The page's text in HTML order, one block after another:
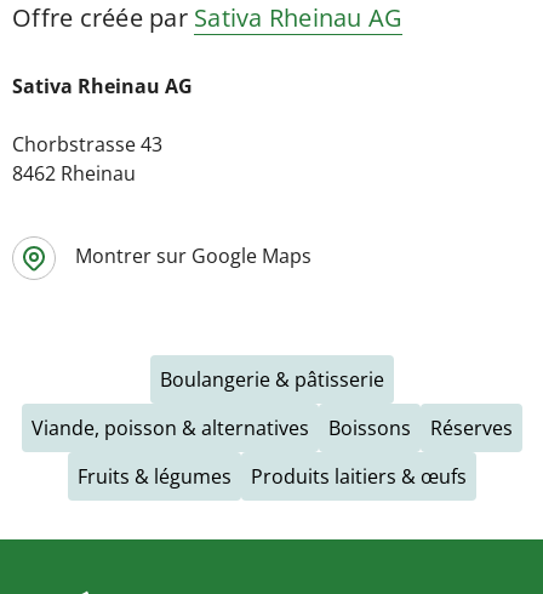
Offre créée par Sativa Rheinau AG
Sativa Rheinau AG
Chorbstrasse 43
8462 Rheinau
Montrer sur Google Maps
Boulangerie & pâtisserie
Viande, poisson & alternatives
Boissons
Réserves
Fruits & légumes
Produits laitiers & œufs